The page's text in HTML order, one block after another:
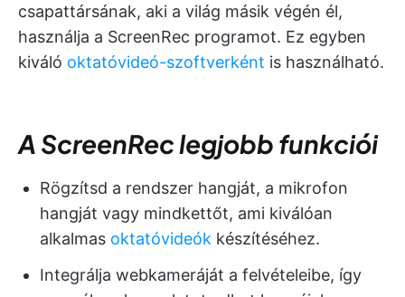
csapattársának, aki a világ másik végén él,
használja a ScreenRec programot. Ez egyben
kiváló oktatóvideó-szoftverként is használható.
A ScreenRec legjobb funkciói
Rögzítsd a rendszer hangját, a mikrofon
hangját vagy mindkettőt, ami kiválóan
alkalmas oktatóvideók készítéséhez.
Integrálja webkameráját a felvételeibe, így